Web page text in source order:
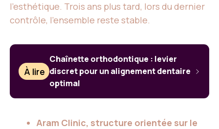
l’esthétique. Trois ans plus tard, lors du dernier
contrôle, l’ensemble reste stable.
À lire
Chaînette orthodontique : levier
discret pour un alignement dentaire
optimal
Aram Clinic, structure orientée sur le